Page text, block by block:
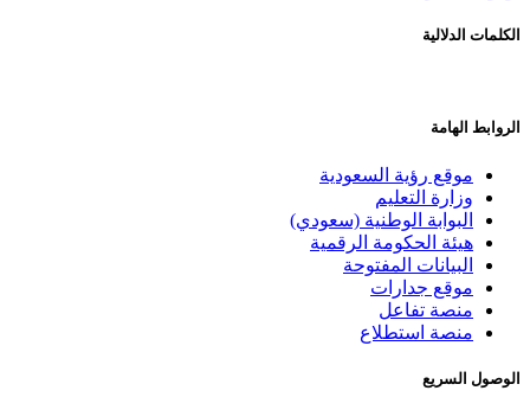
الكلمات الدلالية
الروابط الهامة
موقع رؤية السعودية
وزارة التعليم
البوابة الوطنية (سعودي)
هيئة الحكومة الرقمية
البيانات المفتوحة
موقع جدارات
منصة تفاعل
منصة استطلاع
الوصول السريع